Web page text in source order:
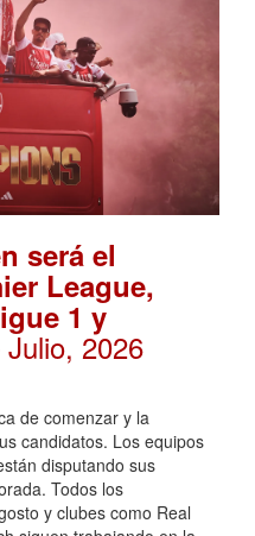
será el
League,
1 y
2026
de comenzar y la
candidatos. Los equipos
disputando sus
Todos los
y clubes como Real